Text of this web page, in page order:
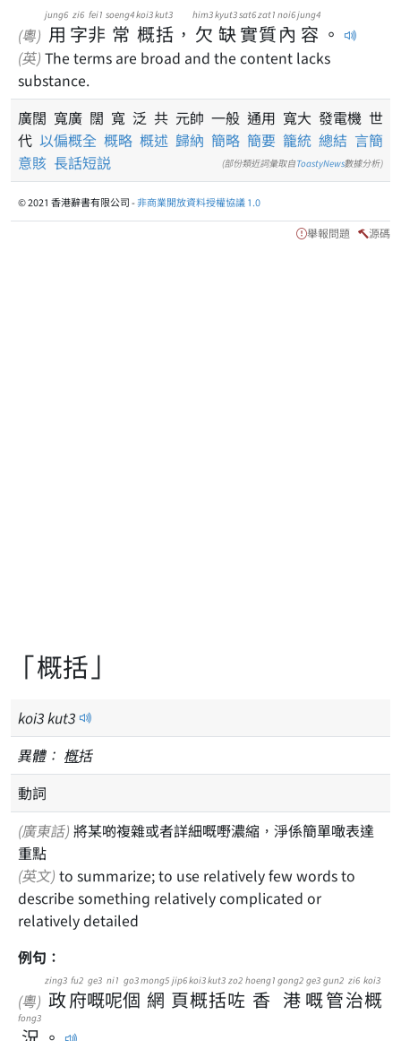
(粵) 用
jung6
字
zi6
非
fei1
常
soeng4
概
koi3
括
kut3
， 欠
him3
缺
kyut3
實
sat6
質
zat1
內
noi6
容
jung4
。
(英) The terms are broad and the content lacks
substance.
廣闊 寬廣 闊 寬 泛 共 元帥 一般 通用 寬大 發電機 世
代 以偏概全 概略 概述 歸納 簡略 簡要 籠統 總結 言簡
意賅 長話短説 (部份類近詞彙取自ToastyNews數據分析)
© 2021 香港辭書有限公司 -非商業開放資料授權協議 1.0
舉報問題 源碼
「概括」
koi3kut3
異體： 槪括
動詞
(廣東話)
重點
(英文)
describe something relatively complicated or
relatively detailed
例句：
(粵) 政
zing3
府
fu2
嘅
ge3
呢
ni1
個
go3
網
mong5
頁
jip6
概
koi3
括
kut3
咗
zo2
香
hoeng1
港
gong2
嘅
ge3
管
gun2
治
zi6
概
koi3
fong3